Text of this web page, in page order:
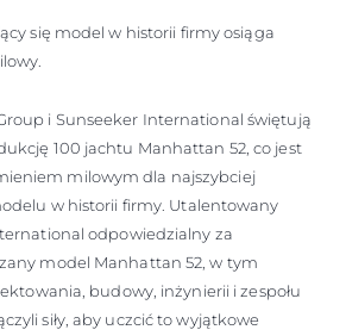
się model w historii firmy osiąga
i Sunseeker International świętują
100 jachtu Manhattan 52, co jest
milowym dla najszybciej
w historii firmy. Utalentowany
odpowiedzialny za
model Manhattan 52, w tym
budowy, inżynierii i zespołu
siły, aby uczcić to wyjątkowe